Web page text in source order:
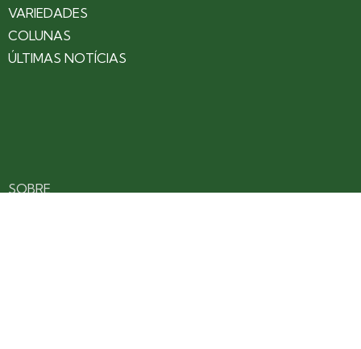
VARIEDADES
COLUNAS
ÚLTIMAS NOTÍCIAS
SOBRE